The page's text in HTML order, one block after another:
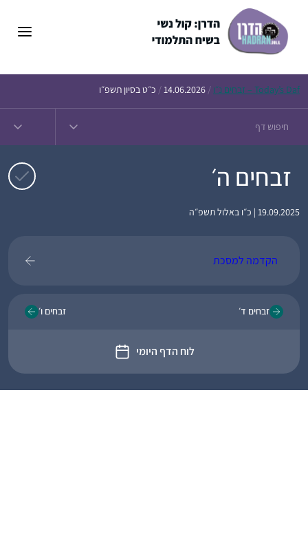
Today’s Daf – זבחים נ״ו /
14.06.2026
/ כ״ט בסיון תשפ״ו
זבחים ה׳
19.09.2025 | כ״ו באלול תשפ״ה
הקדמה למסכת
זבחים ד׳
לוח הדף היומי
זבחים ו׳